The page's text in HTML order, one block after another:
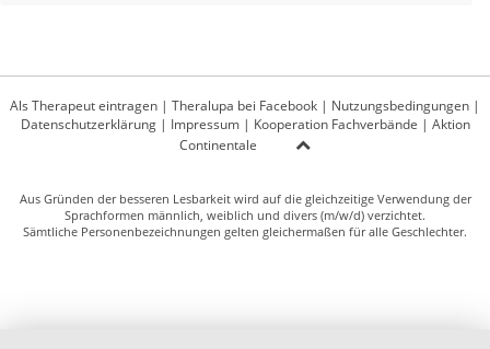
Als Therapeut eintragen | Theralupa bei Facebook | Nutzungsbedingungen |
Datenschutzerklärung| Impressum| Kooperation Fachverbände | Aktion
Continentale
Aus Gründen der besseren Lesbarkeit wird auf die gleichzeitige Verwendung der
Sprachformen männlich, weiblich und divers (m/w/d) verzichtet.
Sämtliche Personenbezeichnungen gelten gleichermaßen für alle Geschlechter.